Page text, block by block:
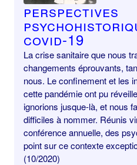
Perspectives
Covid-19
La crise sanitaire que nous
changements éprouvants,
nous. Le confinement et les
cette pandémie ont pu
ignorions jusque-là, et nous
difficiles à nommer. Réunis
conférence annuelle, des
point sur ce contexte
(10/2020)